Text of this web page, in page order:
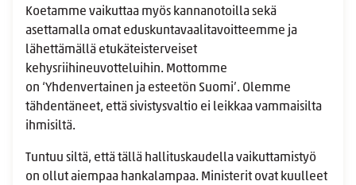
Koetamme vaikuttaa myös kannanotoilla sekä
asettamalla omat eduskuntavaalitavoitteemme ja
lähettämällä etukäteisterveiset
kehysriihineuvotteluihin. Mottomme
on ‘Yhdenvertainen ja esteetön Suomi’. Olemme
tähdentäneet, että sivistysvaltio ei leikkaa vammaisilta
ihmisiltä.
Tuntuu siltä, että tällä hallituskaudella vaikuttamistyö
on ollut aiempaa hankalampaa. Ministerit ovat kuulleet